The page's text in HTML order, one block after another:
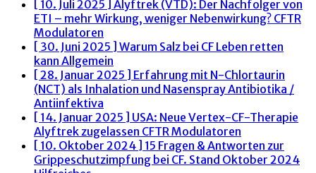
[ 10. Juli 2025 ] Alyftrek (VTD): Der Nachfolger von
ETI – mehr Wirkung, weniger Nebenwirkung? CFTR
Modulatoren
[ 30. Juni 2025 ] Warum Salz bei CF Leben retten
kann Allgemein
[ 28. Januar 2025 ] Erfahrung mit N-Chlortaurin
(NCT) als Inhalation und NasensprayAntibiotika /
Antiinfektiva
[ 14. Januar 2025 ] USA: Neue Vertex-CF-Therapie
Alyftrek zugelassen CFTR Modulatoren
[ 10. Oktober 2024 ] 15 Fragen & Antworten zur
Grippeschutzimpfung bei CF. Stand Oktober 2024